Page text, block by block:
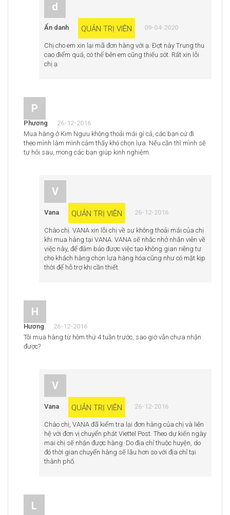
d
Ẩn danh QUẢN TRỊ VIÊN 09-04-2020
Chị cho em xin lại mã đơn hàng với ạ. Đợt này Trung thu
cao điểm quá, có thể bên em cũng thiếu sót. Rất xin lỗi
chị ạ
P
Phương
26-12-2016
Mua hàng ở Kim Ngưu không thoải mái gì cả, các bạn cứ đi
theo mình làm mình cảm thấy khó chọn lựa. Nếu cần thì mình sẽ
tự hỏi sau, mong các bạn giúp kinh nghiệm.
V
Vana QUẢN TRỊ VIÊN 26-12-2016
Chào chị. VANA xin lỗi chị về sự không thoải mái của chị
khi mua hàng tại VANA. VANA sẽ nhắc nhở nhân viên về
việc này, để đảm bảo được việc tạo không gian riêng tư
cho khách hàng chọn lựa hàng hóa cũng như có mặt kịp
thời để hỗ trợ khi cần thiết.
H
Hương
26-12-2016
Tôi mua hàng từ hôm thứ 4 tuần trước, sao giờ vẫn chưa nhận
được?
V
Vana QUẢN TRỊ VIÊN 26-12-2016
Chào chị, VANA đã kiểm tra lại đơn hàng của chị và liên
hệ với đơn vị chuyển phát Viettel Post. Theo dự kiến ngày
mai chị sẽ nhận được hàng. Do địa chỉ thuộc huyện, do
đó thời gian chuyển hàng sẽ lâu hơn so với địa chỉ tại
thành phố.
L